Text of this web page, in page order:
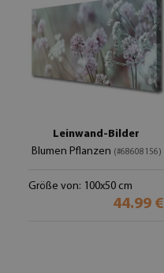
Leinwand-Bilder
Blumen Pflanzen (#68608156)
Größe von: 100x50 cm
44.99 €